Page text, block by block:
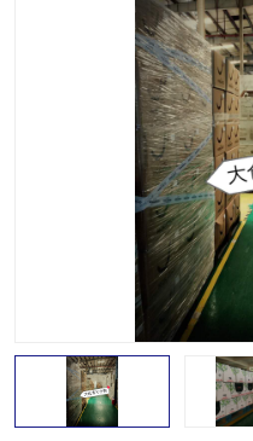
上海仓储配送
上海仓库代运营
上海第三方仓储
上海托管仓库